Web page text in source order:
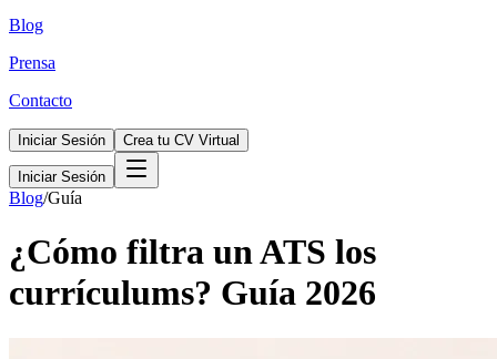
Blog
Prensa
Contacto
Iniciar Sesión Crea tu CV Virtual
Iniciar Sesión
Blog/Guía
¿Cómo filtra un ATS los
currículums? Guía 2026